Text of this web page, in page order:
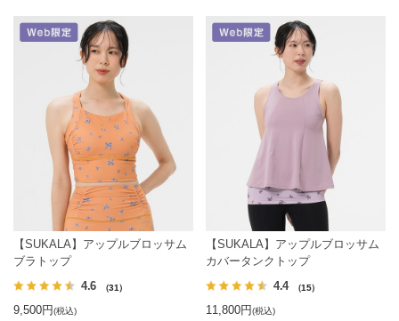
【SUKALA】アップルブロッサム
ブラトップ
4.6 （31）
9,500円(税込)
【SUKALA】アップルブロッサム
カバータンクトップ
4.4 （15）
11,800円(税込)